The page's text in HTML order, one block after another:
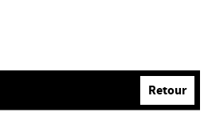
Retour